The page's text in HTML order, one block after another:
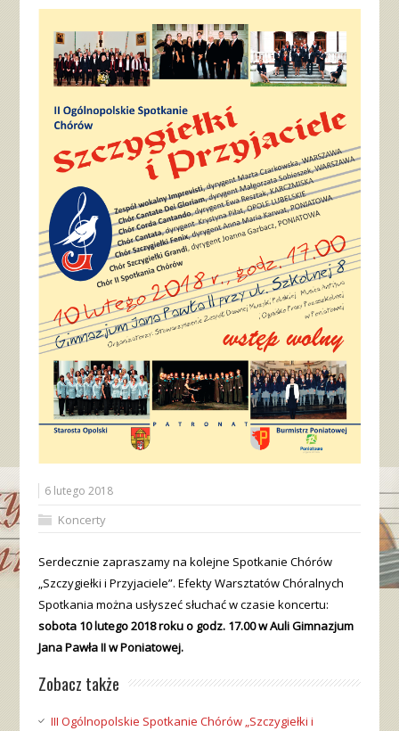
6 lutego 2018
Koncerty
Serdecznie zapraszamy na kolejne Spotkanie Chórów
„Szczygiełki i Przyjaciele”. Efekty Warsztatów Chóralnych
Spotkania można usłyszeć słuchać w czasie koncertu:
sobota 10 lutego 2018 roku o godz. 17.00 w Auli Gimnazjum
Jana Pawła II w Poniatowej.
Zobacz także
III Ogólnopolskie Spotkanie Chórów „Szczygiełki i